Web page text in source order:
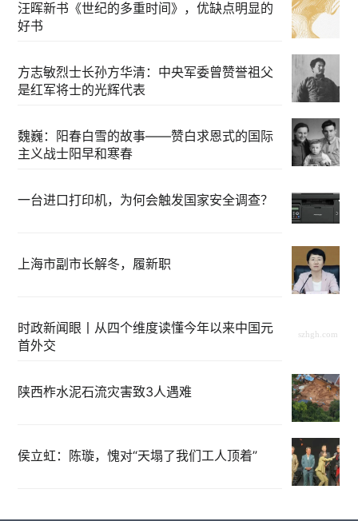
汪晖新书《世纪的多重时间》，优缺点明显的
好书
方志敏烈士长孙方华清：中央军委曾赞誉祖父
是红军将士的光辉代表
魏巍：阳春白雪的故事——赞白求恩式的国际
主义战士阳早和寒春
一台进口打印机，为何会触发国家安全调查？
上海市副市长解冬，履新职
时政新闻眼丨从四个维度读懂今年以来中国元
首外交
陕西柞水泥石流灾害致3人遇难
侯立虹：陈璇，愧对“天塌了我们工人顶着”